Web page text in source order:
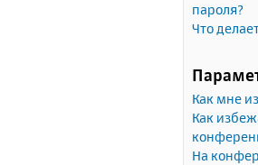
пароля?
Что
Как мне
Как
На